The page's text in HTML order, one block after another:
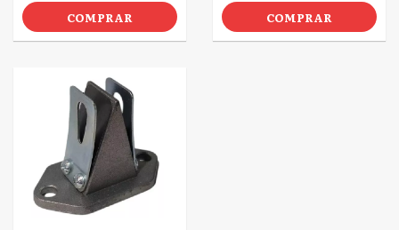
COMPRAR COMPRAR